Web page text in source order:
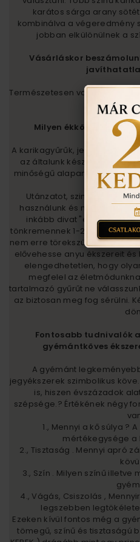
karátos sárga arany
kombinálva a végeredmény
jobban elkülönülnek a
Vásárláskor
Természetesen van rá mód.
fizetni tört
Milyen ékköveket
A karikagyűrűk, jegygyűrűk
az általunk készített
minőségű alapanyagokat
megőrzik
Utánzatot, szintetikus
használunk és nem is
inkább divat "ékszerekbe"
tönkremennek 1-2 éven belül
nem erre törekszünk, hanem
elővehesse anyu ékszereit
elengedhetetlen, hogy
megfelel az
tartalmazó gyűrűt ne
az biztosan meg fog sérülni.
Fontosabb tudnivalók
gyémántköves
A gyémánt
jegyékszerek szimbolikus
is, hiszen évszázadok
szépsége.? Értékének négy
1., Mennyi a kő súlya ?
mértékegysége a
2., Tisztaság . Mennyi apró
3., Szín . Milyen színű
4., Vágás, Csiszolás ,
legszebben
Ezeken kívül fontos még a
tömegű, színű és tisztaságú